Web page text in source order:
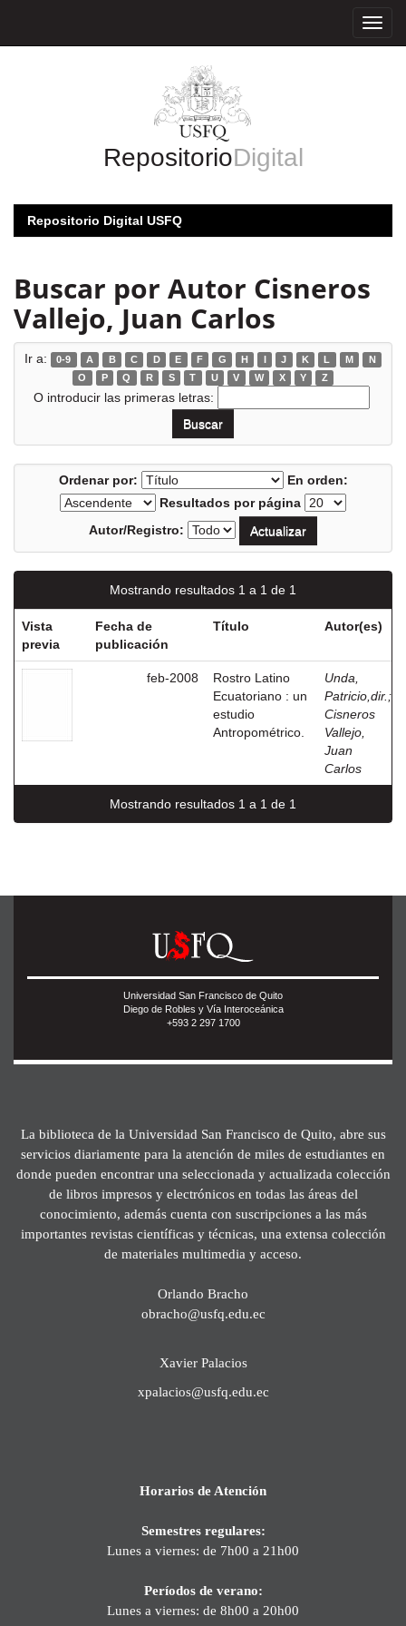
RepositorioDigital
Repositorio Digital USFQ
Buscar por Autor Cisneros
Vallejo, Juan Carlos
Ir a: 0-9 A B C D E F G H I J K L M
N
O
P Q R S T U V W X Y Z
O introducir las primeras letras:
Ordenar por:
En orden:
Resultados por página
Autor/Registro:
Mostrando resultados 1 a 1 de 1
Vista
previa
Fecha de
publicación
Título Autor(es)
feb-2008
Rostro Latino
Ecuatoriano : un
estudio
Antropométrico.
Unda,
Patricio,dir. ;
Cisneros
Vallejo,
Juan
Carlos
Mostrando resultados 1 a 1 de 1
Universidad San Francisco de Quito
Diego de Robles y Vía Interoceánica
+593 2 297 1700
La biblioteca de la Universidad San Francisco de Quito, abre sus
servicios diariamente para la atención de miles de estudiantes en
donde pueden encontrar una seleccionada y actualizada colección
de libros impresos y electrónicos en todas las áreas del
conocimiento, además cuenta con suscripciones a las más
importantes revistas científicas y técnicas, una extensa colección
de materiales multimedia y acceso.
Orlando Bracho
obracho@usfq.edu.ec
Xavier Palacios
xpalacios@usfq.edu.ec
Horarios de Atención
Semestres regulares:
Lunes a viernes: de 7h00 a 21h00
Períodos de verano:
Lunes a viernes: de 8h00 a 20h00